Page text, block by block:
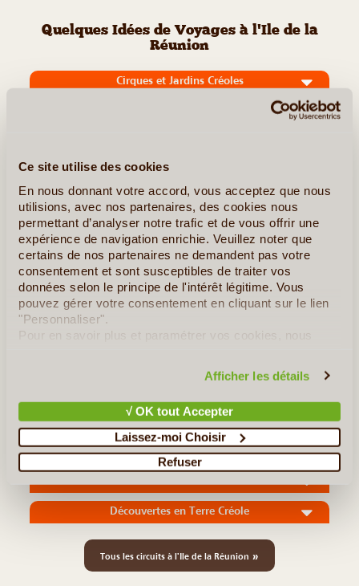
Ce site utilise des cookies
En nous donnant votre accord, vous acceptez que nous
utilisions, avec nos partenaires, des cookies nous
permettant d’analyser notre trafic et de vous offrir une
expérience de navigation enrichie. Veuillez noter que
certains de nos partenaires ne demandent pas votre
consentement et sont susceptibles de traiter vos
données selon le principe de l'intérêt légitime. Vous
pouvez gérer votre consentement en cliquant sur le lien
"Personnaliser".
Pour en savoir plus et paramétrer vos cookies, nous
Afficher les détails
√ OK tout Accepter
Laissez-moi Choisir
Refuser
Quelques Idées de Voyages à l'Ile de la
Réunion
Cirques et Jardins Créoles
11J/10N
Un séjour harmonieux alliant randonnée pédestre dans les
montagnes de la Réunion et visites de jardins, plantations et
En détail ≻
Sur les Hauteurs de la Réunion
Découvertes en Terre Créole
Tous les circuits à l'Ile de la Réunion »